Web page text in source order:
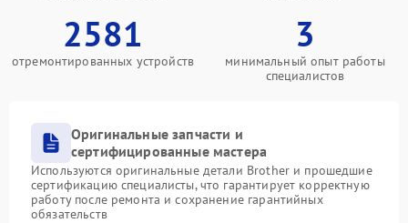
2581
отремонтированных устройств
3
минимальный опыт работы
специалистов
Оригинальные запчасти и
сертифицированные мастера
Используются оригинальные детали Brother и прошедшие
сертификацию специалисты, что гарантирует корректную
работу после ремонта и сохранение гарантийных
обязательств